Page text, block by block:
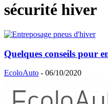
sécurité hiver
Quelques conseils pour
EcoloAuto - 06/10/2020